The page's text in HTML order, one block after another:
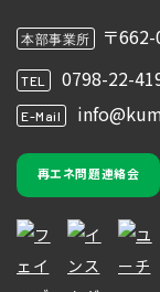
本部事業所 〒
TEL 0798-22-
E-Mail
再エネ問題連絡会